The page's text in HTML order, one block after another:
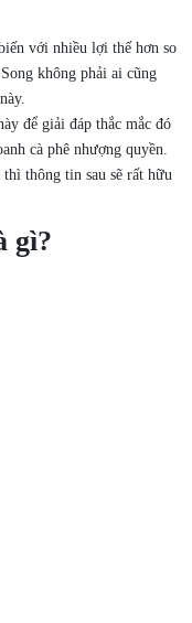
với nhiều lợi thế hơn so
không phải ai cũng
để giải đáp thắc mắc đó
cà phê nhượng quyền.
thông tin sau sẽ rất hữu
gì?